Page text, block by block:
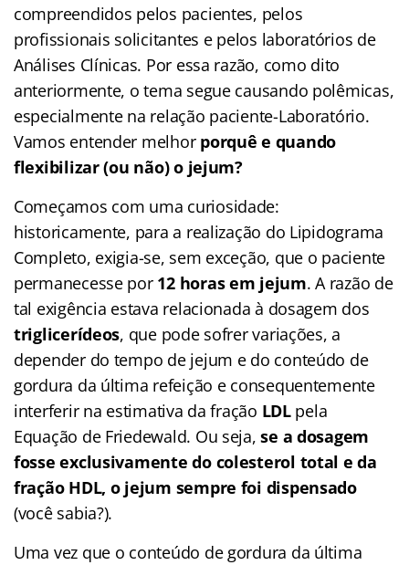
compreendidos pelos pacientes, pelos
profissionais solicitantes e pelos laboratórios de
Análises Clínicas. Por essa razão, como dito
anteriormente, o tema segue causando polêmicas,
especialmente na relação paciente-Laboratório.
Vamos entender melhor porquê e quando
flexibilizar (ou não) o jejum?
Começamos com uma curiosidade:
historicamente, para a realização do Lipidograma
Completo, exigia-se, sem exceção, que o paciente
permanecesse por 12 horas em jejum. A razão de
tal exigência estava relacionada à dosagem dos
triglicerídeos, que pode sofrer variações, a
depender do tempo de jejum e do conteúdo de
gordura da última refeição e consequentemente
interferir na estimativa da fração LDLpela
Equação de Friedewald. Ou seja,se a dosagem
fosse exclusivamente do colesterol total e da
fração HDL, o jejum sempre foi dispensado
(você sabia?).
Uma vez que o conteúdo de gordura da última